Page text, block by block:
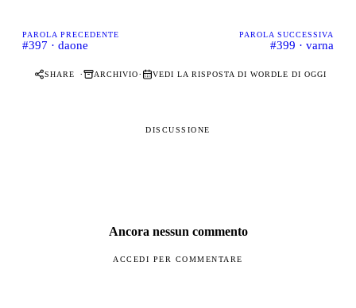
PAROLA PRECEDENTE
#397 · daone
PAROLA SUCCESSIVA
#399 · varna
SHARE · ARCHIVIO· VEDI LA RISPOSTA DI WORDLE DI OGGI
DISCUSSIONE
Ancora nessun commento
ACCEDI PER COMMENTARE